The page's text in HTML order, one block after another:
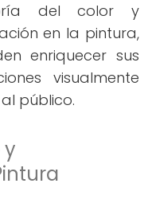
del color y
en la pintura,
enriquecer sus
visualmente
público.
y